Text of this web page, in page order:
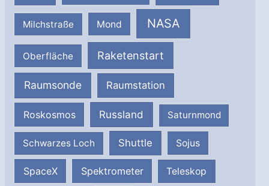
Milchstraße Mond NASA
Oberfläche Raketenstart
Raumsonde Raumstation
Roskosmos Russland Saturnmond
Schwarzes Loch Shuttle Sojus
SpaceX Spektrometer Teleskop